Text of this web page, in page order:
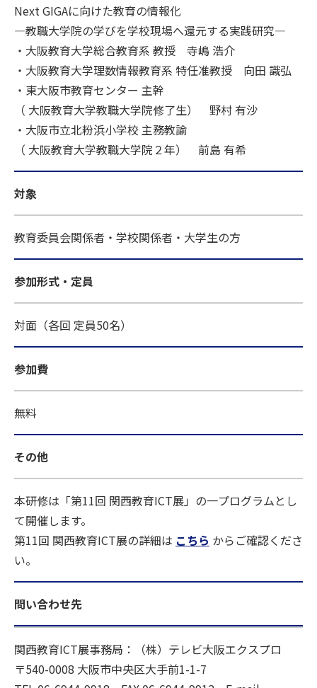
Next GIGAに向けた教育の情報化
―教職大学院の学びを学校現場へ還元する実践研究―
・大阪教育大学総合教育系 教授 寺嶋 浩介
・大阪教育大学理数情報教育系 特任准教授 向田 識弘
・東大阪市教育センター 主幹
（ 大阪教育大学教職大学院修了生） 野村 有沙
・大阪市立北粉浜小学校 主務教諭
（ 大阪教育大学教職大学院２年） 前島 有希
対象
教育委員会関係者・学校関係者・大学生の方
参加形式・定員
対面（各回 定員50名）
参加費
無料
その他
本研修は「第11回 関西教育ICT展」の一プログラムとし
て開催します。
第11回 関西教育ICT展の詳細は こちら からご確認くださ
い。
問い合わせ先
関西教育ICT展事務局：（株）テレビ大阪エクスプロ
〒540-0008 大阪市中央区大手前1-1-7